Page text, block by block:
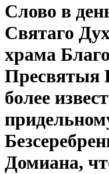
Слово в
Святаго
храма
Пресвятыя
более
Домиана,